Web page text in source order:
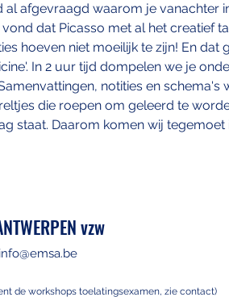
afgevraagd waarom je vanachter
dat Picasso met al het creatief
hoeven niet moeilijk te zijn! En dat
In 2 uur tijd dompelen we je
notities en schema's
die roepen om geleerd te
staat. Daarom komen wij tegemoet
vzw
info@emsa.be
nt de workshops toelatingsexamen, zie contact)